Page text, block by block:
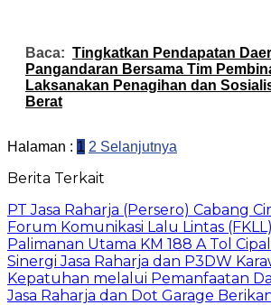
Baca: Tingkatkan Pendapatan
Pangandaran Bersama Tim
Laksanakan Penagihan dan
Berat
Halaman : 1 2 Selanjutnya
Berita Terkait
PT Jasa Raharja (Persero) Cabang
Forum Komunikasi Lalu Lintas
Palimanan Utama KM 188 A Tol
Sinergi Jasa Raharja dan P3DW
Kepatuhan melalui Pemanfaatan
Jasa Raharja dan Dot Garage